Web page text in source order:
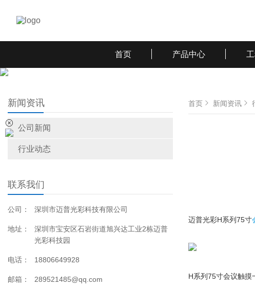
首页 产品中心
新闻资讯
公司新闻
行业动态
联系我们
公司： 深圳市迈普光彩科技有限公司
地址：
深圳市宝安区石岩街道旭兴达工业2栋迈普
光彩科技园
电话： 18806649928
邮箱： 289521485@qq.com
首页 新闻资讯
迈普光彩H系列75寸
H系列75寸会议触摸